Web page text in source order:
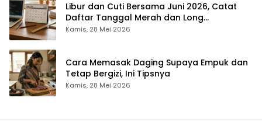
Libur dan Cuti Bersama Juni 2026, Catat
Daftar Tanggal Merah dan Long
Weekendnya
Kamis, 28 Mei 2026
Cara Memasak Daging Supaya Empuk dan
Tetap Bergizi, Ini Tipsnya
Kamis, 28 Mei 2026